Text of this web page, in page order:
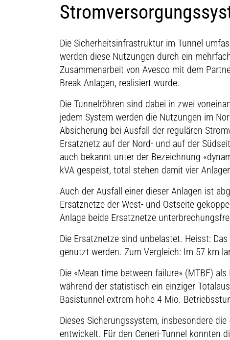
Die Sicherheitsinfrastruktur im Tunnel
werden diese Nutzungen durch ein
Zusammenarbeit von Avesco mit dem
Break Anlagen, realisiert wurde.
Die Tunnelröhren sind dabei in zwei
jedem System werden die Nutzungen im
Absicherung bei Ausfall der regulären
Ersatznetz auf der Nord- und auf der
auch bekannt unter der Bezeichnung
kVA gespeist, total stehen damit vier
Auch der Ausfall einer dieser Anlagen ist
Ersatznetze der West- und Ostseite
Anlage beide Ersatznetze
Die Ersatznetze sind unbelastet. Heisst:
genutzt werden. Zum Vergleich: Im 57 km
Die «Mean time between failure» (MTBF)
während der statistisch ein einziger
Basistunnel extrem hohe 4 Mio.
Dieses Sicherungssystem, insbesondere
entwickelt. Für den Ceneri-Tunnel konnten